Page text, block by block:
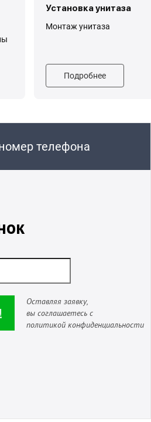
Установка унитаза
Монтаж унитаза
Подробнее
телефона
Оставляя заявку,
вы соглашаетесь с
политикой конфиденциальности